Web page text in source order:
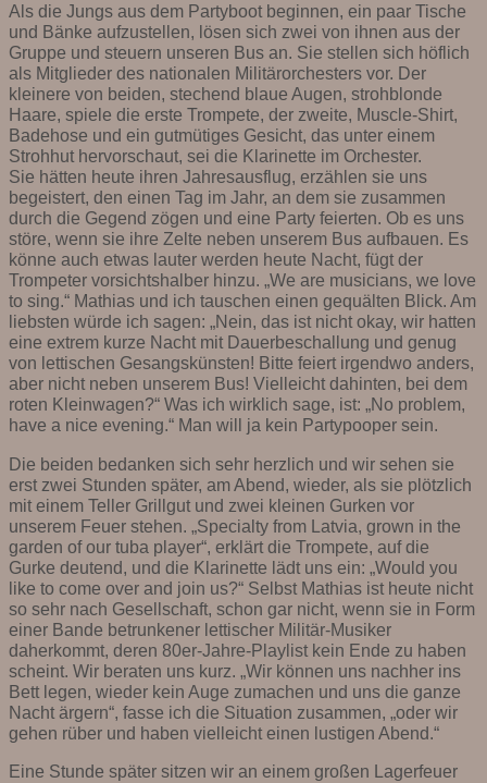
Als die Jungs aus dem Partyboot beginnen, ein paar Tische
und Bänke aufzustellen, lösen sich zwei von ihnen aus der
Gruppe und steuern unseren Bus an. Sie stellen sich höflich
als Mitglieder des nationalen Militärorchesters vor. Der
kleinere von beiden, stechend blaue Augen, strohblonde
Haare, spiele die erste Trompete, der zweite, Muscle-Shirt,
Badehose und ein gutmütiges Gesicht, das unter einem
Strohhut hervorschaut, sei die Klarinette im Orchester.
Sie hätten heute ihren Jahresausflug, erzählen sie uns
begeistert, den einen Tag im Jahr, an dem sie zusammen
durch die Gegend zögen und eine Party feierten. Ob es uns
störe, wenn sie ihre Zelte neben unserem Bus aufbauen. Es
könne auch etwas lauter werden heute Nacht, fügt der
Trompeter vorsichtshalber hinzu. „We are musicians, we love
to sing.“ Mathias und ich tauschen einen gequälten Blick. Am
liebsten würde ich sagen: „Nein, das ist nicht okay, wir hatten
eine extrem kurze Nacht mit Dauerbeschallung und genug
von lettischen Gesangskünsten! Bitte feiert irgendwo anders,
aber nicht neben unserem Bus! Vielleicht dahinten, bei dem
roten Kleinwagen?“ Was ich wirklich sage, ist: „No problem,
have a nice evening.“ Man will ja kein Partypooper sein.
Die beiden bedanken sich sehr herzlich und wir sehen sie
erst zwei Stunden später, am Abend, wieder, als sie plötzlich
mit einem Teller Grillgut und zwei kleinen Gurken vor
unserem Feuer stehen. „Specialty from Latvia, grown in the
garden of our tuba player“, erklärt die Trompete, auf die
Gurke deutend, und die Klarinette lädt uns ein: „Would you
like to come over and join us?“ Selbst Mathias ist heute nicht
so sehr nach Gesellschaft, schon gar nicht, wenn sie in Form
einer Bande betrunkener lettischer Militär-Musiker
daherkommt, deren 80er-Jahre-Playlist kein Ende zu haben
scheint. Wir beraten uns kurz. „Wir können uns nachher ins
Bett legen, wieder kein Auge zumachen und uns die ganze
Nacht ärgern“, fasse ich die Situation zusammen, „oder wir
gehen rüber und haben vielleicht einen lustigen Abend.“
Eine Stunde später sitzen wir an einem großen Lagerfeuer